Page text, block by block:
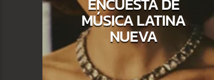
MÚSICA LATINA
NUEVA